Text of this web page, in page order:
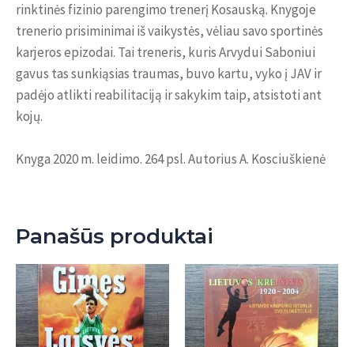
rinktinės fizinio parengimo trenerį Kosauską. Knygoje
trenerio prisiminimai iš vaikystės, vėliau savo sportinės
karjeros epizodai. Tai treneris, kuris Arvydui Saboniui
gavus tas sunkiąsias traumas, buvo kartu, vyko į JAV ir
padėjo atlikti reabilitaciją ir sakykim taip, atsistoti ant
kojų.
Knyga 2020 m. leidimo. 264 psl. Autorius A. Kosciuškienė
Panašūs produktai